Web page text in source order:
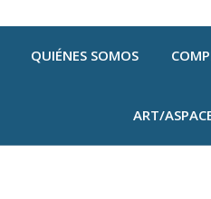
QUIÉNES SOMOS
ART/